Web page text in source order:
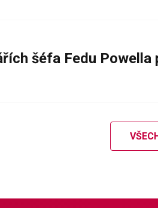
šéfa Fedu Powella